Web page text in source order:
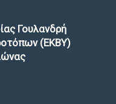
Γουλανδρή
(EKBY)